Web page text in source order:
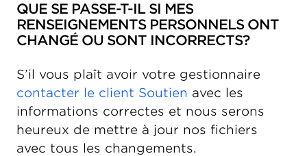
QUE SE PASSE-T-IL SI MES
RENSEIGNEMENTS PERSONNELS ONT
CHANGÉ OU SONT INCORRECTS?
S’il vous plaît avoir votre gestionnaire
contacter le client Soutien avec les
informations correctes et nous serons
heureux de mettre à jour nos fichiers
avec tous les changements.